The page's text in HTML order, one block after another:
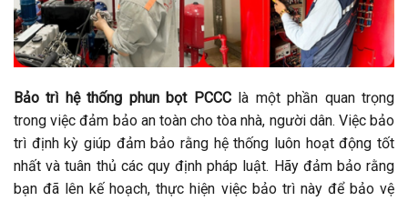
Bảo trì hệ thống phun bọt PCCClà một phần quan trọng
trong việc đảm bảo an toàn cho tòa nhà, người dân. Việc bảo
trì định kỳ giúp đảm bảo rằng hệ thống luôn hoạt động tốt
nhất và tuân thủ các quy định pháp luật. Hãy đảm bảo rằng
bạn đã lên kế hoạch, thực hiện việc bảo trì này để bảo vệ